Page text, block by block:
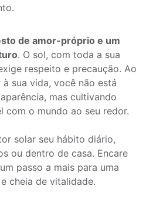
de amor-próprio e um
. O sol, com toda a sua
respeito e precaução. Ao
sua vida, você não está
mas cultivando
com o mundo ao seu redor.
solar seu hábito diário,
ou dentro de casa. Encare
passo a mais para uma
cheia de vitalidade.